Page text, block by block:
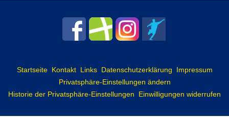
Startseite Kontakt Links Datenschutzerklärung
Impressum
Privatsphäre-Einstellungen ändern
Historie der Privatsphäre-Einstellungen
Einwilligungen widerrufen